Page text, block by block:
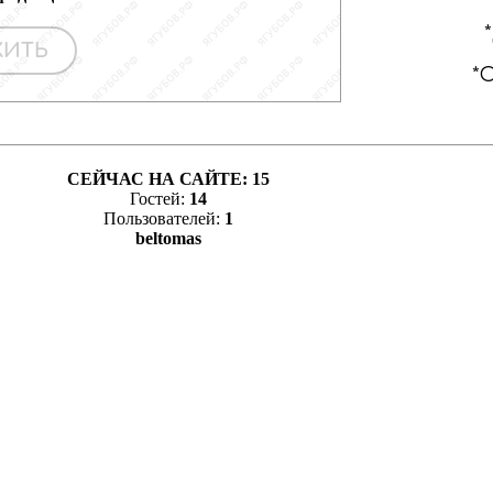
СЕЙЧАС НА САЙТЕ: 15
Гостей: 14
Пользователей: 1
beltomas